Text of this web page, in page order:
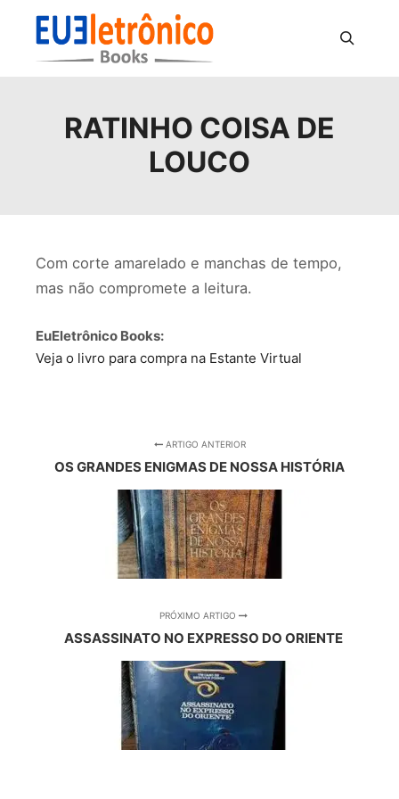
RATINHO COISA DE
LOUCO
Com corte amarelado e manchas de tempo,
mas não compromete a leitura.
EuEletrônico Books:
Veja o livro para compra na Estante Virtual
ARTIGO ANTERIOR
OS GRANDES ENIGMAS DE NOSSA HISTÓRIA
PRÓXIMO ARTIGO
ASSASSINATO NO EXPRESSO DO ORIENTE